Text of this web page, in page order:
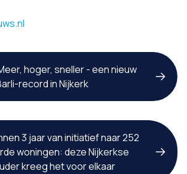
hoger, sneller - een nieuw
record in Nijkerk
3 jaar van initiatief naar 252
woningen: deze Nijkerkse
kreeg het voor elkaar